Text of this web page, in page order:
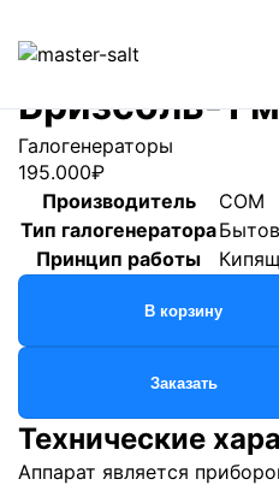
мод. 2
Бризсоль-1
Галогенераторы
195.000₽
Производитель
СОМ
Тип галогенератора
Принцип работы
В корзину
Заказать
Технические
Аппарат является